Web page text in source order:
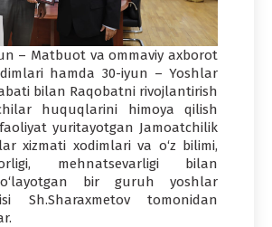
– Matbuot va ommaviy axborot
hamda 30-iyun – Yoshlar
bilan Raqobatni rivojlantirish
huquqlarini himoya qilish
yuritayotgan Jamoatchilik
xizmati xodimlari va o‘z bilimi,
mehnatsevarligi bilan
bir guruh yoshlar
Sh.Sharaxmetov tomonidan